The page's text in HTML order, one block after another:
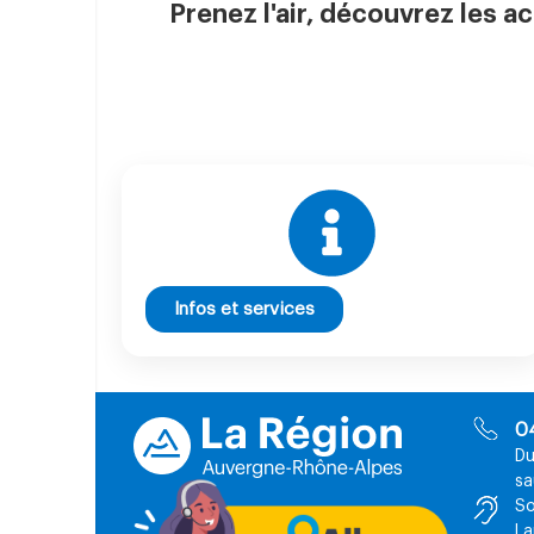
Prenez l'air, découvrez les
Infos et services